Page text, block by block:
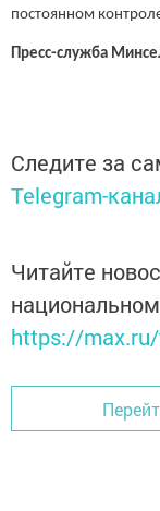
постоянном
Пресс-служба
Следите за
Telegram-
Читайте
https://